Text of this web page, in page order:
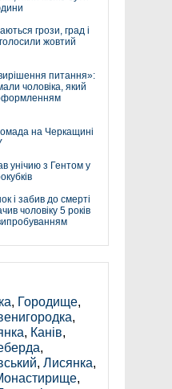
грози, град і
жовтий
питання»:
чоловіка, який
на Черкащині
унічию з Гентом у
і забив до смерті
чоловіку 5 років
, Городище,
,
, Канів,
,
, Лисянка,
,